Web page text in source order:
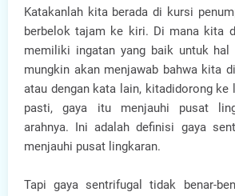
Katakanlah kita berada di kursi
berbelok tajam ke kiri. Di mana kita
memiliki ingatan yang baik untuk
mungkin akan menjawab bahwa kita
atau dengan kata lain, kitadidorong ke
pasti, gaya itu menjauhi pusat
arahnya. Ini adalah definisi gaya
menjauhi pusat lingkaran.
Tapi gaya sentrifugal tidak benar-